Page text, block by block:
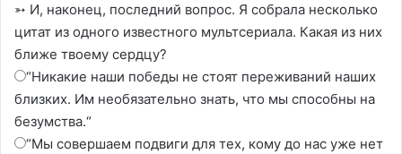
➳ И, наконец, последний вопрос. Я собрала несколько
цитат из одного известного мультсериала. Какая из них
ближе твоему сердцу?
“Никакие наши победы не стоят переживаний наших
близких. Им необязательно знать, что мы способны на
безумства.“
“Мы совершаем подвиги для тех, кому до нас уже нет